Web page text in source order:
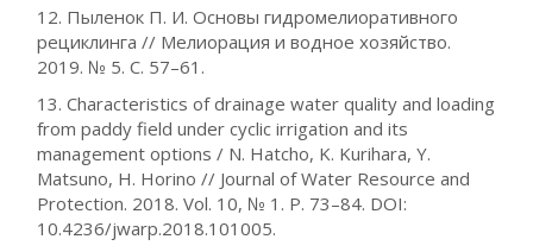
12. Пыленок П. И. Основы гидромелиоративного
рециклинга // Мелиорация и водное хозяйство.
2019. № 5. С. 57–61.
13. Characteristics of drainage water quality and loading
from paddy field under cyclic irrigation and its
management options / N. Hatcho, K. Kurihara, Y.
Matsuno, H. Horino // Journal of Water Resource and
Protection. 2018. Vol. 10, № 1. P. 73–84. DOI:
10.4236/jwarp.2018.101005.